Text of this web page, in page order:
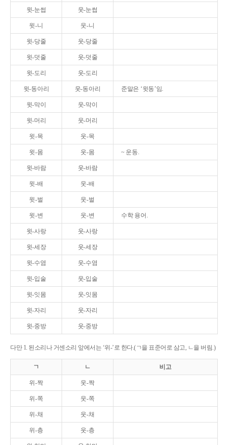
윗-눈썹 웃-눈썹
윗-니 웃-니
윗-당줄 웃-당줄
윗-덧줄 웃-덧줄
윗-도리 웃-도리
윗-동아리 웃-동아리 준말은 ‘윗동’임.
윗-막이 웃-막이
윗-머리 웃-머리
윗-목 웃-목
윗-몸 웃-몸 ~ 운동.
윗-바람 웃-바람
윗-배 웃-배
윗-벌 웃-벌
윗-변 웃-변 수학 용어.
윗-사랑 웃-사랑
윗-세장 웃-세장
윗-수염 웃-수염
윗-입술 웃-입술
윗-잇몸 웃-잇몸
윗-자리 웃-자리
윗-중방 웃-중방
다만 1. 된소리나 거센소리 앞에서는 ‘위-’로 한다.(ㄱ을 표준어로 삼고, ㄴ을 버림.)
ㄱ ㄴ 비고
위-짝 웃-짝
위-쪽 웃-쪽
위-채 웃-채
위-층 웃-층